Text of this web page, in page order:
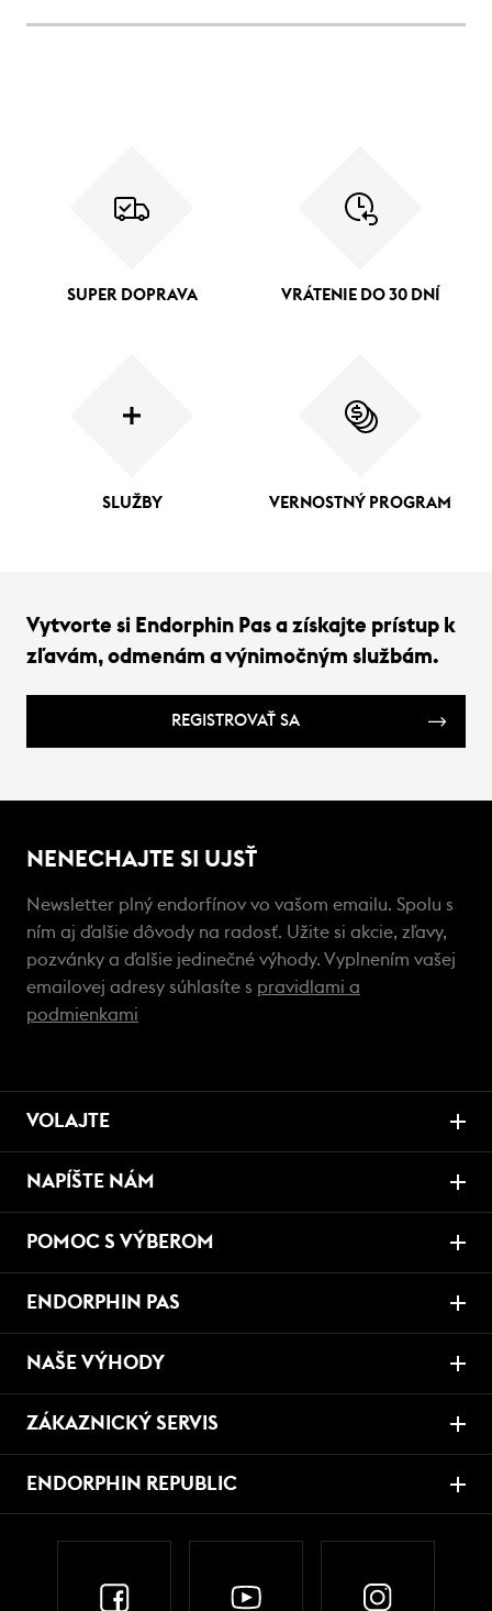
SUPER DOPRAVA VRÁTENIE DO 30 DNÍ
SLUŽBY VERNOSTNÝ PROGRAM
Vytvorte si Endorphin Pas a získajte prístup k
zľavám, odmenám a výnimočným službám.
REGISTROVAŤ SA
NENECHAJTE SI UJSŤ
Newsletter plný endorfínov vo vašom emailu. Spolu s
ním aj ďalšie dôvody na radosť. Užite si akcie, zľavy,
pozvánky a ďalšie jedinečné výhody. Vyplnením vašej
emailovej adresy súhlasíte s pravidlami a
podmienkami
VOLAJTE
NAPÍŠTE NÁM
POMOC S VÝBEROM
ENDORPHIN PAS
NAŠE VÝHODY
ZÁKAZNICKÝ SERVIS
ENDORPHIN REPUBLIC